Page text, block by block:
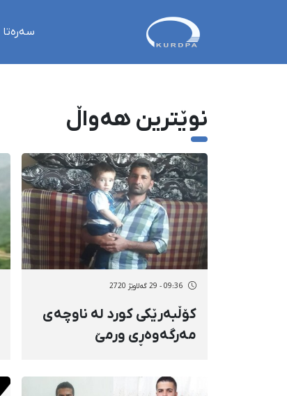
سەرەتا
نوێترین هەواڵ
09:36 - 29 گەلاوێژ 2720
کۆڵبەرێکی کورد لە ناوچەی
مەرگەوەڕی ورمێ